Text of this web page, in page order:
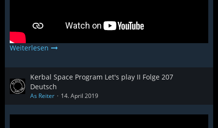
Weiterlesen
Kerbal Space Program Let's play II Folge 207
Deutsch
As Reiter 14. April 2019